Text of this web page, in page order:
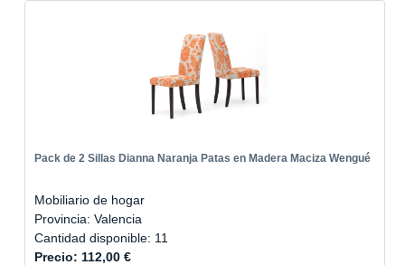
Pack de 2 Sillas Dianna Naranja Patas en Madera Maciza Wengué
Mobiliario de hogar
Provincia: Valencia
Cantidad disponible: 11
Precio: 112,00 €